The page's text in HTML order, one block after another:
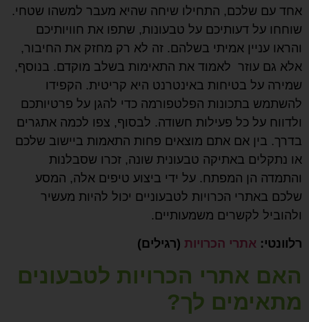
אחד עם שלכם, התחילו שיחה שהיא מעבר למשהו שטחי.
שוחחו על דעותיכם על טבעונות, שתפו את חוויותיכם
והראו עניין אמיתי בשלהם. זה לא רק מחזק את החיבור,
אלא גם עוזר לאמוד את התאימות בשלב מוקדם. בנוסף,
שמירה על בטיחות באינטרנט היא קריטית. הקפידו
להשתמש בתכונות הפלטפורמה כדי להגן על פרטיותכם
ולדווח על כל פעילות חשודה. לבסוף, צפו לכמה אתגרים
בדרך. בין אם אתם מוצאים פחות התאמות ביישוב שלכם
או נתקלים באתיקה טבעונית שונה, זכרו שסבלנות
והתמדה הן המפתח. על ידי ביצוע טיפים אלה, המסע
שלכם באתרי הכרויות לטבעוניים יכול להיות מעשיר
ולהוביל לקשרים משמעותיים.
רלוונטי: אתרי הכרויות (רגילים)
האם אתרי הכרויות לטבעונים
מתאימים לך?